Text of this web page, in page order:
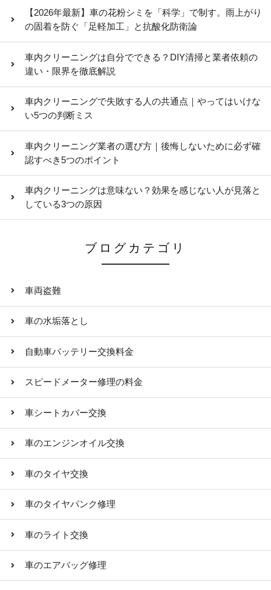
【2026年最新】車の花粉シミを「科学」で制す。雨上がり
の固着を防ぐ「足軽加工」と抗酸化防衛論
車内クリーニングは自分でできる？DIY清掃と業者依頼の
違い・限界を徹底解説
車内クリーニングで失敗する人の共通点｜やってはいけな
い5つの判断ミス
車内クリーニング業者の選び方｜後悔しないために必ず確
認すべき5つのポイント
車内クリーニングは意味ない？効果を感じない人が見落と
している3つの原因
ブログカテゴリ
車両盗難
車の水垢落とし
自動車バッテリー交換料金
スピードメーター修理の料金
車シートカバー交換
車のエンジンオイル交換
車のタイヤ交換
車のタイヤパンク修理
車のライト交換
車のエアバッグ修理